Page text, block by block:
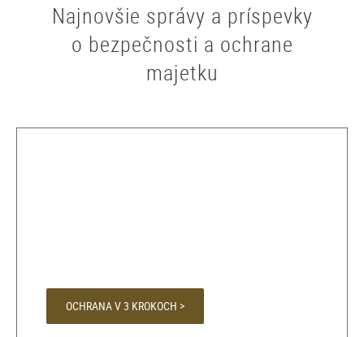
Najnovšie správy a príspevky
o bezpečnosti a ochrane
majetku
OCHRANA V 3 KROKOCH >